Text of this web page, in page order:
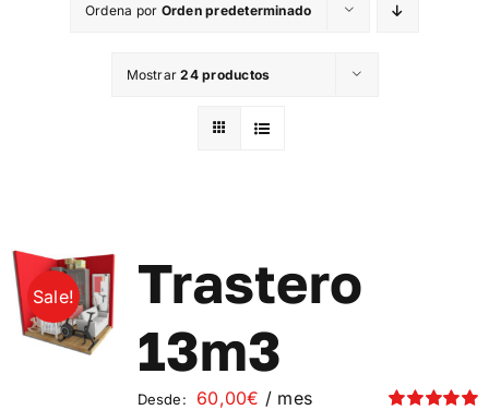
Conócenos
Contacto
Mi cuenta
Ordena por Orden predeterminado
Mostrar24 productos
Sale!
Trastero
13m3
Desde: 60,00€ / mes